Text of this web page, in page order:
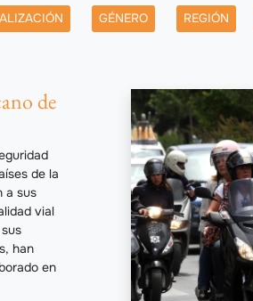
GÉNERO REGIÓN
de
de la
a sus
vial
han
en